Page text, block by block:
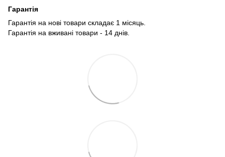
Гарантія
Гарантія на нові товари складає 1 місяць.
Гарантія на вживані товари - 14 днів.